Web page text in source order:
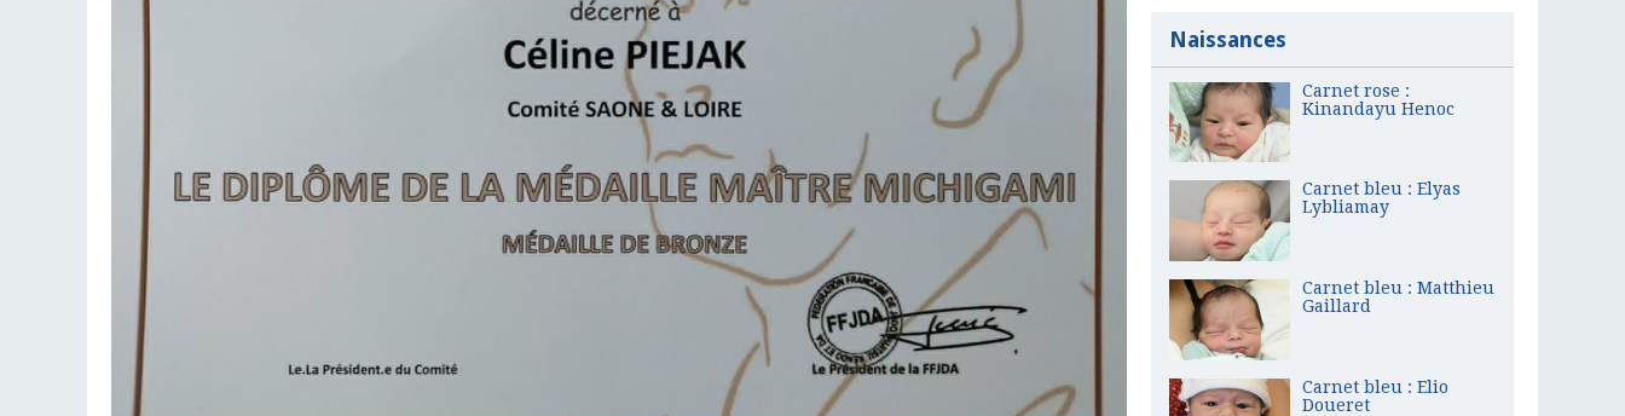
Naissances
Carnet rose :
Kinandayu Henoc
Carnet bleu : Elyas
Lybliamay
Carnet bleu : Matthieu
Gaillard
Carnet bleu : Elio
Doueret